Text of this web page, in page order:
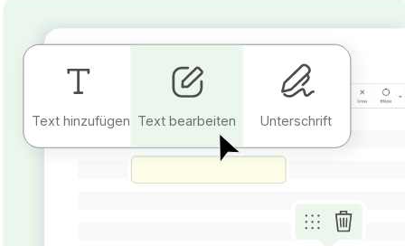
Text hinzufügen Text bearbeiten Unterschrift